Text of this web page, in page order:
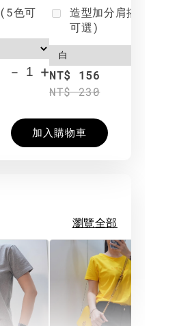
色可
- +
造型加分肩搭(4色
可選)
NT$ 156
NT$ 230
加入購物車
瀏覽全部